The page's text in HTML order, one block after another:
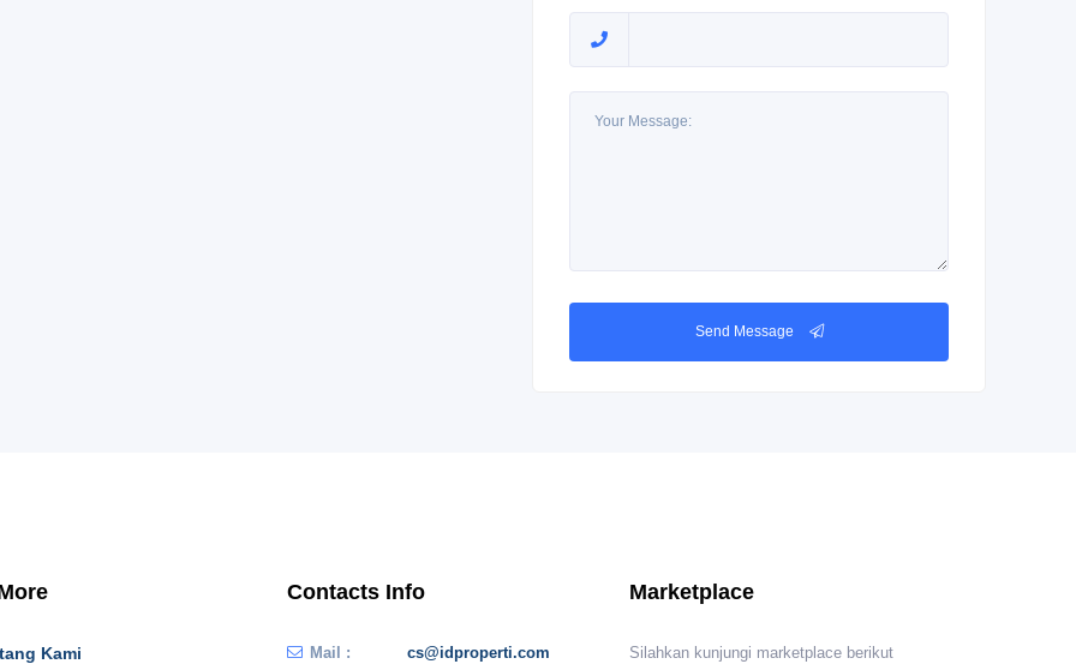
Send Message
Kami
Contacts Info
Mail : cs@idproperti.com
Marketplace
Silahkan kunjungi marketplace berikut